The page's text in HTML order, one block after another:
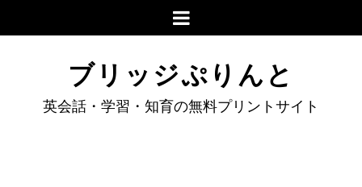
ブリッジぷりんと
英会話・学習・知育の無料プリントサイト